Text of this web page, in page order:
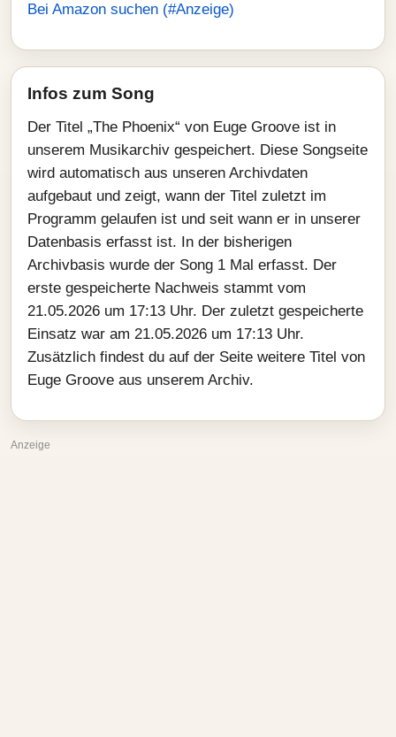
Bei Amazon suchen (#Anzeige)
Infos zum Song
Der Titel „The Phoenix“ von Euge Groove ist in
unserem Musikarchiv gespeichert. Diese Songseite
wird automatisch aus unseren Archivdaten
aufgebaut und zeigt, wann der Titel zuletzt im
Programm gelaufen ist und seit wann er in unserer
Datenbasis erfasst ist. In der bisherigen
Archivbasis wurde der Song 1 Mal erfasst. Der
erste gespeicherte Nachweis stammt vom
21.05.2026 um 17:13 Uhr. Der zuletzt gespeicherte
Einsatz war am 21.05.2026 um 17:13 Uhr.
Zusätzlich findest du auf der Seite weitere Titel von
Euge Groove aus unserem Archiv.
Anzeige